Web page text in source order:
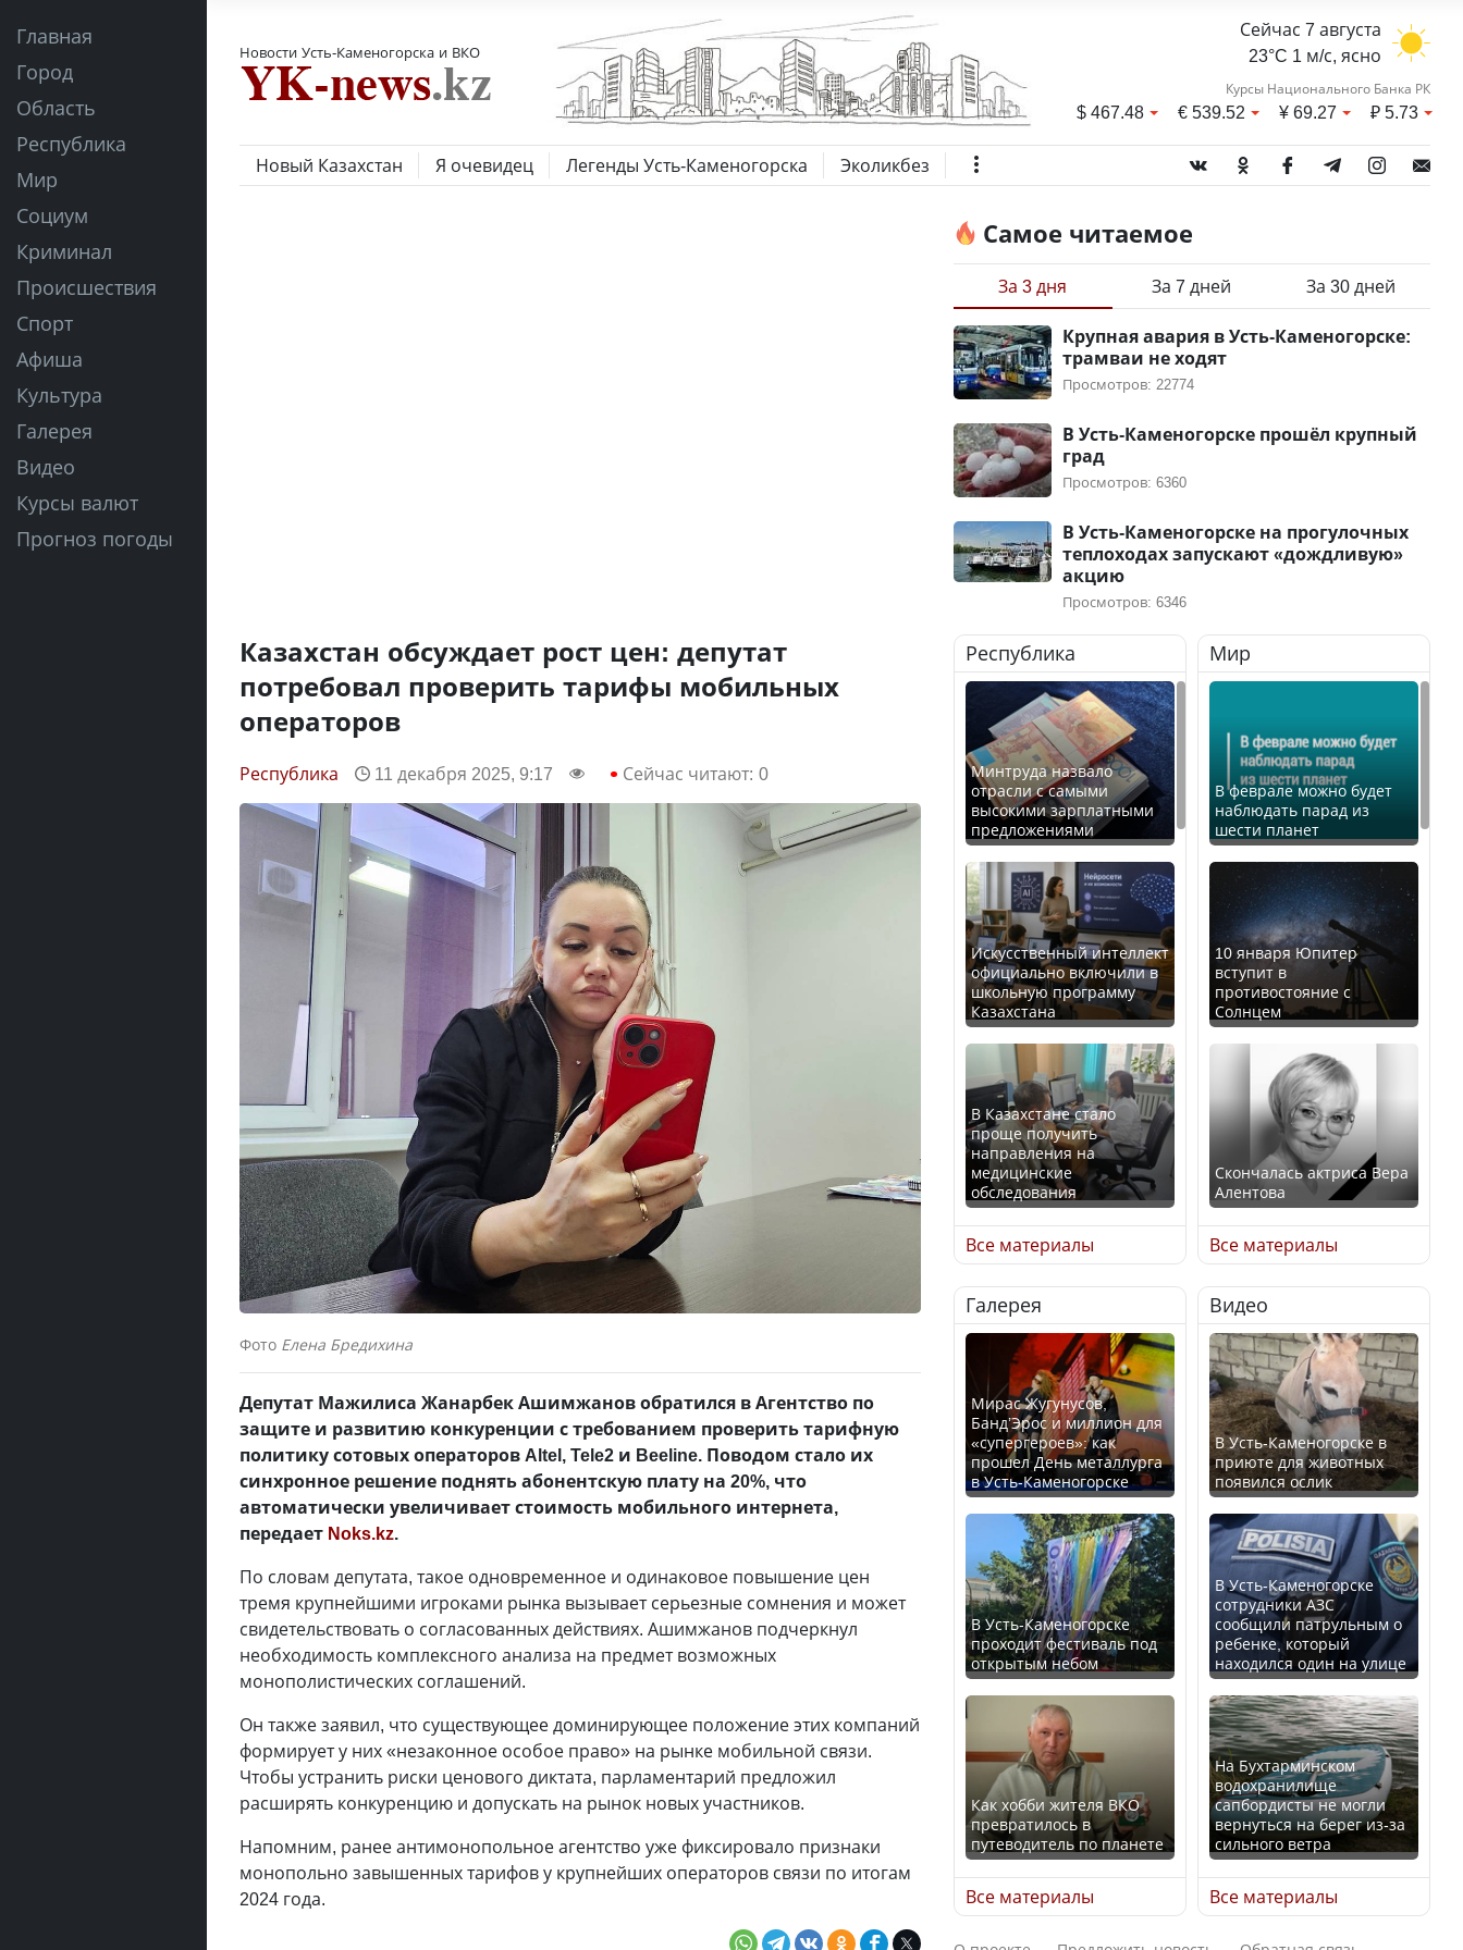
Главная
Город
Область
Республика
Мир
Социум
Криминал
Происшествия
Спорт
Афиша
Культура
Галерея
Видео
Курсы валют
Прогноз погоды
Новости Усть-Каменогорска и ВКО
Сейчас 7 августа
23°C 1 м/с, ясно
Курсы Национального Банка РК
$467.48 €539.52 ¥69.27 ₽5.73
Новый Казахстан Я очевидец Легенды Усть-Каменогорска Эколикбез
Казахстан обсуждает рост цен: депутат
потребовал проверить тарифы мобильных
операторов
Республика 11 декабря 2025, 9:17 Сейчас читают: 0
Фото Елена Бредихина
Депутат Мажилиса Жанарбек Ашимжанов обратился в Агентство по
защите и развитию конкуренции с требованием проверить тарифную
политику сотовых операторов Altel, Tele2 и Beeline. Поводом стало их
синхронное решение поднять абонентскую плату на 20%, что
автоматически увеличивает стоимость мобильного интернета,
передает Noks.kz.
По словам депутата, такое одновременное и одинаковое повышение цен
тремя крупнейшими игроками рынка вызывает серьезные сомнения и может
свидетельствовать о согласованных действиях. Ашимжанов подчеркнул
необходимость комплексного анализа на предмет возможных
монополистических соглашений.
Он также заявил, что существующее доминирующее положение этих компаний
формирует у них «незаконное особое право» на рынке мобильной связи.
Чтобы устранить риски ценового диктата, парламентарий предложил
расширять конкуренцию и допускать на рынок новых участников.
Напомним, ранее антимонопольное агентство уже фиксировало признаки
монопольно завышенных тарифов у крупнейших операторов связи по итогам
2024 года.
Самое читаемое
За 3 дня За 7 дней За 30 дней
Крупная авария в Усть-Каменогорске:
трамваи не ходят
Просмотров: 22774
В Усть-Каменогорске прошёл крупный
град
Просмотров: 6360
В Усть-Каменогорске на прогулочных
теплоходах запускают «дождливую»
акцию
Просмотров: 6346
Республика
Минтруда назвало
отрасли с самыми
высокими зарплатными
предложениями
Искусственный интеллект
официально включили в
школьную программу
Казахстана
В Казахстане стало
проще получить
направления на
медицинские
обследования
Қазақстан Орталық Азия
елдері арасында әл-ауқат
индексінде көш бастады
Казахстан возглавил
рейтинг благополучия
среди стран Центральной
Азии
Будут ли представлены
интересы регионов в
Курултае?
Ең төменгі жалақы,
алимент, экология: жеті
партия сайлаушылармен
нені талқылап жатыр?
Все материалы
Мир
В феврале можно будет
наблюдать парад из
шести планет
10 января Юпитер
вступит в
противостояние с
Солнцем
Скончалась актриса Вера
Алентова
В РФ вынесен заочный
приговор по уголовному
делу об убийстве Игоря
Талькова
В России введены
дополнительные
ограничения для
казахстанских прав
Трамп официально
вступил в должность
президента США
Луну признали объектом
культурного наследия,
находящегося под
угрозой исчезновения
Все материалы
Галерея
Мирас Жугунусов,
Банд’Эрос и миллион для
«супергероев»: как
прошел День металлурга
в Усть-Каменогорске
В Усть-Каменогорске
проходит фестиваль под
открытым небом
Как хобби жителя ВКО
превратилось в
путеводитель по планете
Все материалы
Видео
В Усть-Каменогорске в
приюте для животных
появился ослик
В Усть-Каменогорске
сотрудники АЗС
сообщили патрульным о
ребенке, который
находился один на улице
На Бухтарминском
водохранилище
сапбордисты не могли
вернуться на берег из-за
сильного ветра
Все материалы